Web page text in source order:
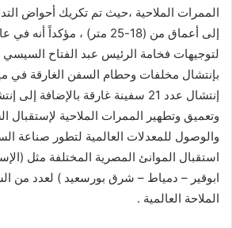
الممرات الملاحية ،حيث تم تكريك أحواض
لتوجيهات فخامة الرئيس عبد الفتاح
بإنتشال مخلفات وحطام السفن الغارقة في
وتعميق وتطهير الممرات الملاحية لإستقبال
والوصول للمعدلات العالمية لتطور صناعة
استقبال الموانئ المصرية المختلفة مثل
ابوقير – دمياط – شرق بورسعيد ) لعدد من
الملاحة العالمية .